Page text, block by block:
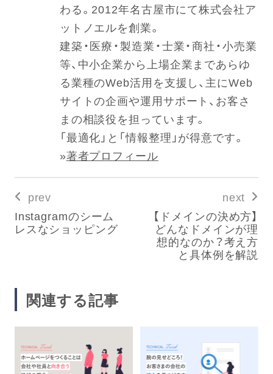
わる。2012年名古屋市にて株式会社ア
ットノエルを創業。
建築・医療・製造業・士業・商社・小売業
等、中小企業から上場企業まであらゆ
る業種のWeb活用を支援し、主にWeb
サイトの企画や運用サポート、お客さ
まの相談役を担っています。
「最適化」と「情報整理」が得意です。
»著者プロフィール
prev
Instagramのシーム
レスなショッピング
next
【ドメインの決め方】
どんなドメインが理
想的なのか？考え方
と具体例を解説
関連する記事